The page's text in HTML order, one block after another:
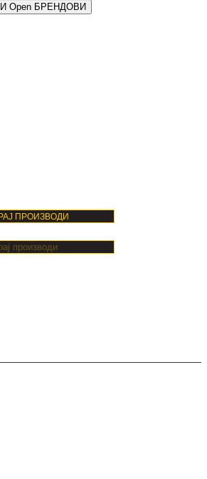
Open БРЕНДОВИ